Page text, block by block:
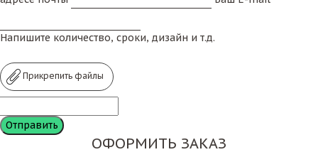
Напишите количество, сроки, дизайн и т.д.
Прикрепить файлы
ОФОРМИТЬ ЗАКАЗ